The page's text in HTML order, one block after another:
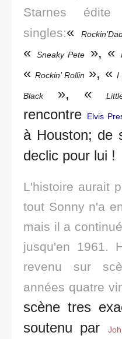
Starnes édite
singles:«
«
Sneaky Pete », «
«Rockin’ Rollin », «I
Black », «
rencontre
Elvis
à Houston; de
declic pour lui !
L'histoire aurait
tout Sonny n'a
mais il a
jusqu'en 1961.
revenu sur
années quatre
scène tres
soutenu par